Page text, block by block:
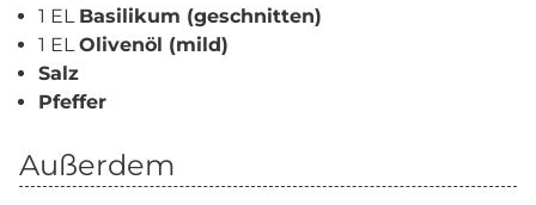
1 EL Basilikum (geschnitten)
1 ELOlivenöl (mild)
Salz
Pfeffer
Außerdem